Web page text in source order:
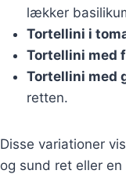
lækker
Tortellini i
Tortellini med
Tortellini med
retten.
Disse variationer
og sund ret eller